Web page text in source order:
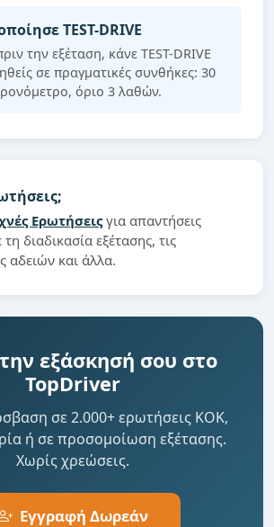
TEST-DRIVE
την εξέταση, κάνε TEST-DRIVE
σε πραγματικές συνθήκες: 30
όριο 3 λαθών.
Ερωτήσειςγια απαντήσεις
τη διαδικασία εξέτασης, τις
αδειών και άλλα.
εξάσκησή σου στο
TopDriver
σε 2.000+ ερωτήσεις ΚΟΚ,
ή σε προσομοίωση εξέτασης.
Χωρίς χρεώσεις.
Εγγραφή Δωρεάν